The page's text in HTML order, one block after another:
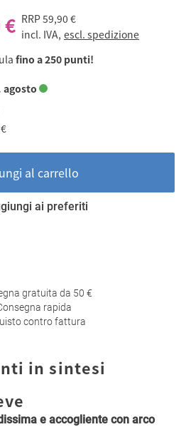
€ RRP59,90 €
incl. IVA, escl. spedizione
fino a 250 punti!
agosto
al carrello
ai preferiti
gratuita da 50 €
rapida
contro fattura
in sintesi
e accogliente con arco